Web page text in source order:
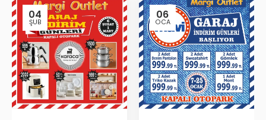
04
ŞUB
06
OCA